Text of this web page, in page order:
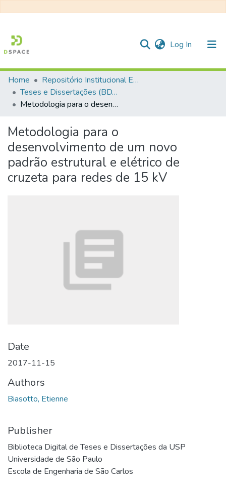
Log In (current)
Communities & Collections
All of DSpace
Statistics
Home
Repositório Institucional EESC
Teses e Dissertações (BDTD USP)
Metodologia para o desenvolvimento de um novo padrão estrutural e elétrico de cruzeta para redes de 15 kV
Metodologia para o
desenvolvimento de um novo
padrão estrutural e elétrico de
cruzeta para redes de 15 kV
Date
2017-11-15
Authors
Biasotto, Etienne
Publisher
Biblioteca Digital de Teses e Dissertações da USP
Universidade de São Paulo
Escola de Engenharia de São Carlos